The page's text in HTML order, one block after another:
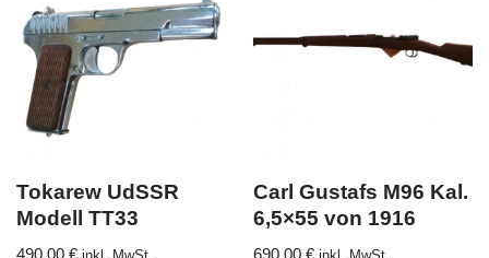
Tokarew UdSSR
Modell TT33
Carl Gustafs M96 Kal.
6,5×55 von 1916